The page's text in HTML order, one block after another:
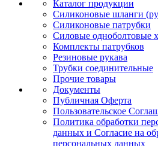
Каталог продукции
Силиконовые шланги
Силиконовые патрубки
Силовые одноболтовые
Комплекты патрубков
Резиновые рукава
Трубки соединительные
Прочие товары
Документы
Публичная Оферта
Пользовательское
Политика обработки
данных и Согласие на
персональных данных